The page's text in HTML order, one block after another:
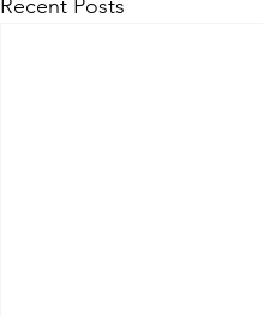
Recent Posts